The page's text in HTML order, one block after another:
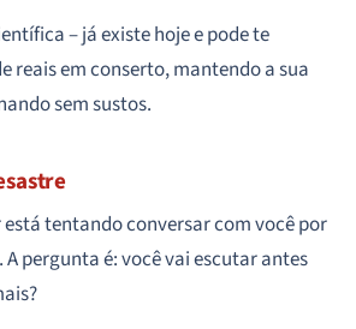
– já existe hoje e pode te
reais em conserto, mantendo a sua
sem sustos.
tentando conversar com você por
A pergunta é: você vai escutar antes